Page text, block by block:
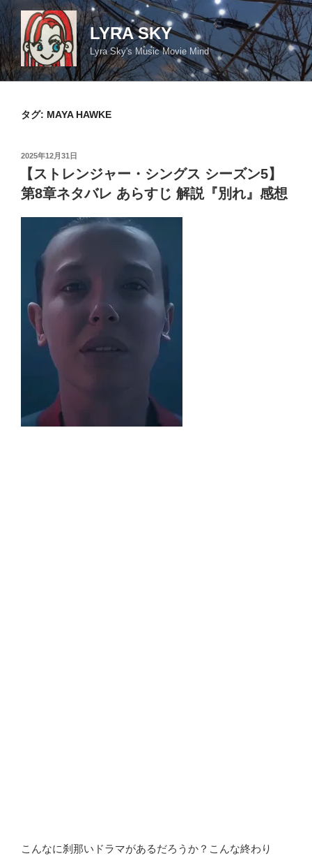
コ
ン
テ
ン
ツ
LYRA SKY
Lyra Sky's Music Movie Mind
タグ: MAYA HAWKE
投
日:
2025年12月31日
【ストレンジャー・シングス シーズン5】
第8章ネタバレ あらすじ 解説『別れ』感想
こんなに刹那いドラマがあるだろうか？こんな終わり